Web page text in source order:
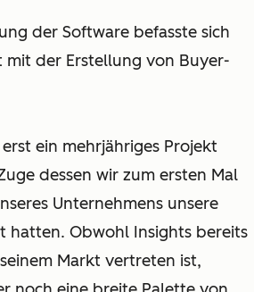
der Software befasste sich
mit der Erstellung von Buyer-
ein mehrjähriges Projekt
dessen wir zum ersten Mal
Unternehmens unsere
hatten. Obwohl Insights bereits
Markt vertreten ist,